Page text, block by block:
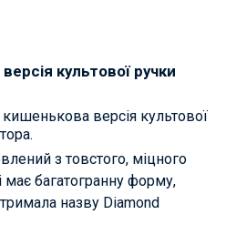
культової ручки
версія культової
з товстого, міцного
має багатогранну форму,
назву Diamond